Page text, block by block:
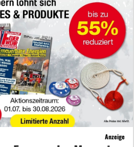
Anzeige